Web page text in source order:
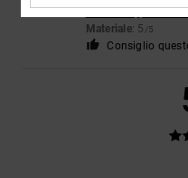
Mostra originale -
Materiale: 5 /5
Consiglio